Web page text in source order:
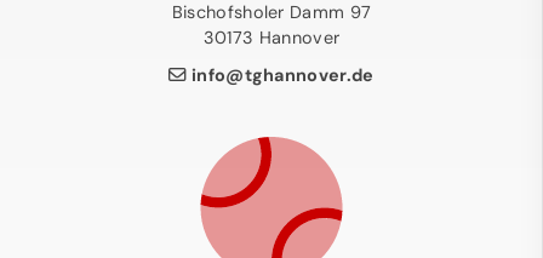
Bischofsholer Damm 97
30173 Hannover
info@tghannover.de